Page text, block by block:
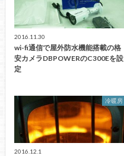
2016.11.30
wi-fi通信で屋外防水機能搭載の格
安カメラDBPOWERのC300Eを設
定
冷暖房
2016.12.1